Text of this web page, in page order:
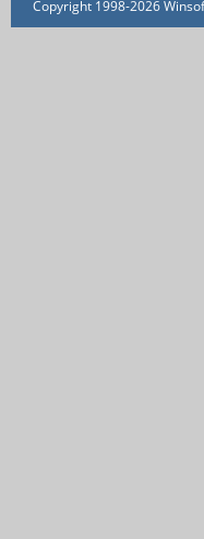
Copyright 1998-2026